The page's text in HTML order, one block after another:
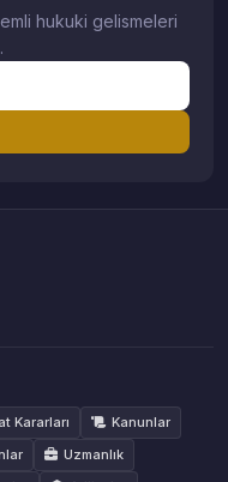
hukuki gelismeleri
Kararları
Kanunlar
Uzmanlık